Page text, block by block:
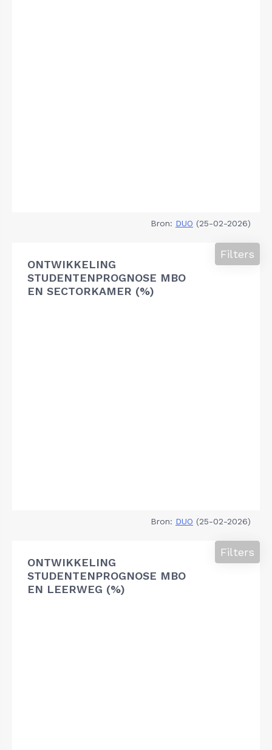
Bron: DUO (25-02-2026)
ONTWIKKELING
STUDENTENPROGNOSE MBO
EN SECTORKAMER (%)
Filters
Bron: DUO (25-02-2026)
ONTWIKKELING
STUDENTENPROGNOSE MBO
EN LEERWEG (%)
Filters